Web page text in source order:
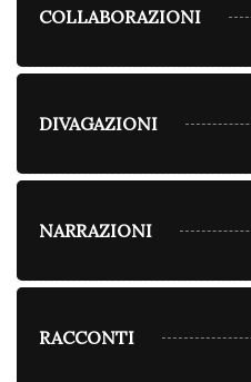
COLLABORAZIONI
DIVAGAZIONI
NARRAZIONI
RACCONTI